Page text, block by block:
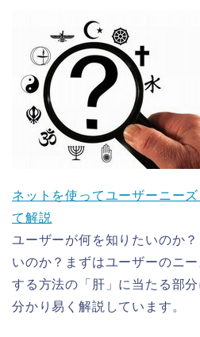
ネットを使ってユーザーニー
て解説
ユーザーが何を知りたいのか
いのか？まずはユーザーのニ
する方法の「肝」に当たる部分
分かり易く解説しています。